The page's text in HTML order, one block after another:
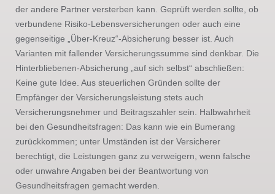
der andere Partner versterben kann. Geprüft werden sollte, ob
verbundene Risiko-Lebensversicherungen oder auch eine
gegenseitige „Über-Kreuz“-Absicherung besser ist. Auch
Varianten mit fallender Versicherungssumme sind denkbar. Die
Hinterbliebenen-Absicherung „auf sich selbst“ abschließen:
Keine gute Idee. Aus steuerlichen Gründen sollte der
Empfänger der Versicherungsleistung stets auch
Versicherungsnehmer und Beitragszahler sein. Halbwahrheit
bei den Gesundheitsfragen: Das kann wie ein Bumerang
zurückkommen; unter Umständen ist der Versicherer
berechtigt, die Leistungen ganz zu verweigern, wenn falsche
oder unwahre Angaben bei der Beantwortung von
Gesundheitsfragen gemacht werden.